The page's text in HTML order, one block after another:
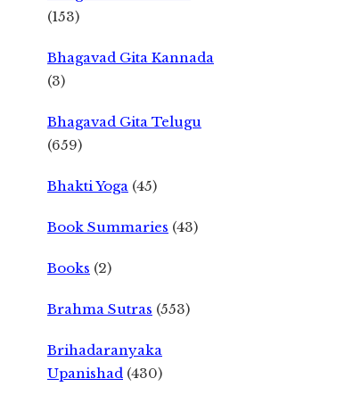
(153)
Bhagavad Gita Kannada
(3)
Bhagavad Gita Telugu
(659)
Bhakti Yoga (45)
Book Summaries (43)
Books (2)
Brahma Sutras (553)
Brihadaranyaka
Upanishad (430)